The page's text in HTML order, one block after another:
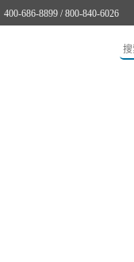
400-686-8899 / 800-840-6026